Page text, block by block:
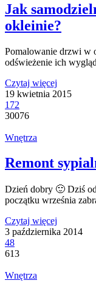
Jak
okleinie?
Pomalowanie drzwi w
odświeżenie ich
Czytaj więcej
19 kwietnia 2015
172
30076
Wnętrza
Remont
Dzień dobry 🙂 Dziś
początku września
Czytaj więcej
3 października 2014
48
613
Wnętrza